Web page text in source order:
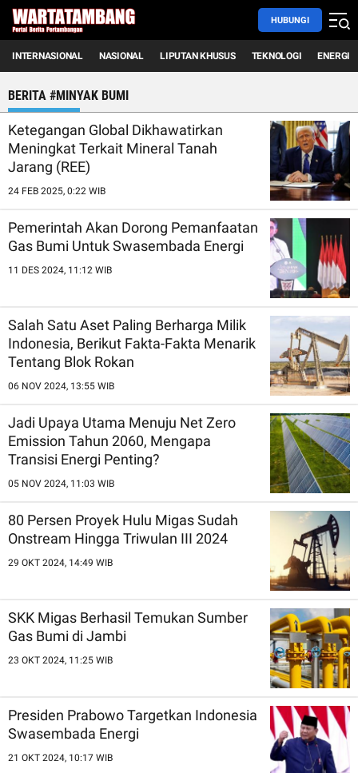
HUBUNGI
INTERNASIONAL NASIONAL LIPUTAN KHUSUS TEKNOLOGI ENERGI
BERITA #MINYAK BUMI
Ketegangan Global Dikhawatirkan
Meningkat Terkait Mineral Tanah
Jarang (REE)
24 FEB 2025, 0:22 WIB
Pemerintah Akan Dorong Pemanfaatan
Gas Bumi Untuk Swasembada Energi
11 DES 2024, 11:12 WIB
Salah Satu Aset Paling Berharga Milik
Indonesia, Berikut Fakta-Fakta Menarik
Tentang Blok Rokan
06 NOV 2024, 13:55 WIB
Jadi Upaya Utama Menuju Net Zero
Emission Tahun 2060, Mengapa
Transisi Energi Penting?
05 NOV 2024, 11:03 WIB
80 Persen Proyek Hulu Migas Sudah
Onstream Hingga Triwulan III 2024
29 OKT 2024, 14:49 WIB
SKK Migas Berhasil Temukan Sumber
Gas Bumi di Jambi
23 OKT 2024, 11:25 WIB
Presiden Prabowo Targetkan Indonesia
Swasembada Energi
21 OKT 2024, 10:17 WIB